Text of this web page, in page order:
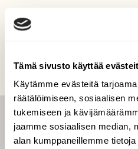
Tämä sivusto käyttää
Käytämme evästeitä
räätälöimiseen, sosiaalisen
tukemiseen ja
jaamme sosiaalisen median,
alan kumppaneillemme